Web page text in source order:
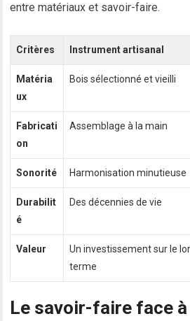
entre matériaux et savoir-faire.
Critères Instrument artisanal
Matéria
ux
Bois sélectionné et vieilli
Fabricati
on
Assemblage à la main
Sonorité Harmonisation minutieuse
Durabilit
é
Des décennies de vie
Valeur
Un investissement sur le
terme
Le savoir-faire face